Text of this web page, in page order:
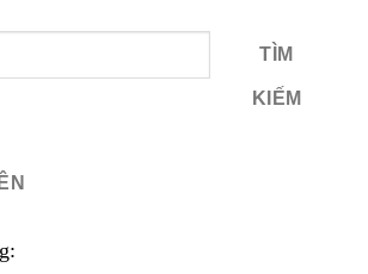
TÌM
KIẾM